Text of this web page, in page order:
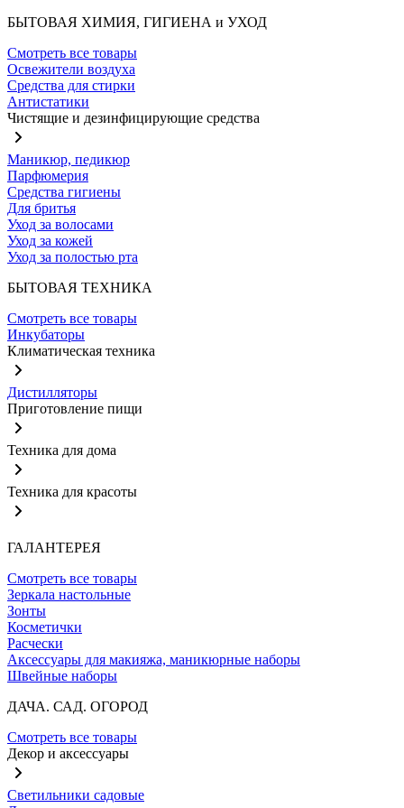
БЫТОВАЯ ХИМИЯ, ГИГИЕНА и УХОД
Смотреть все товары
Освежители воздуха
Средства для стирки
Антистатики
Чистящие и дезинфицирующие средства
Маникюр, педикюр
Парфюмерия
Средства гигиены
Для бритья
Уход за волосами
Уход за кожей
Уход за полостью рта
БЫТОВАЯ ТЕХНИКА
Смотреть все товары
Инкубаторы
Климатическая техника
Дистилляторы
Приготовление пищи
Техника для дома
Техника для красоты
ГАЛАНТЕРЕЯ
Смотреть все товары
Зеркала настольные
Зонты
Косметички
Расчески
Аксессуары для макияжа, маникюрные наборы
Швейные наборы
ДАЧА. САД. ОГОРОД
Смотреть все товары
Декор и аксессуары
Светильники садовые